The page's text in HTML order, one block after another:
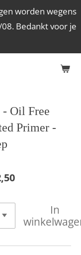
worden wegens
Bedankt voor je
- Oil Free
Primer -
In